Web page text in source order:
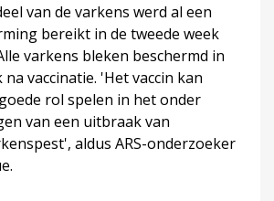
van de varkens werd al een
bereikt in de tweede week
varkens bleken beschermd in
na vaccinatie. 'Het vaccin kan
rol spelen in het onder
van een uitbraak van
aldus ARS-onderzoeker